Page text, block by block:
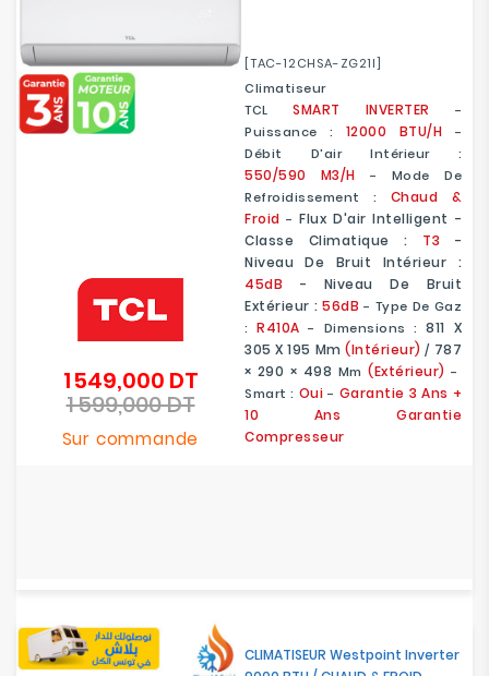
[TAC-12CHSA-ZG21I]
Climatiseur
TCLSMART INVERTER -
Puissance :
12000 BTU/H -
Débit D'air Intérieur :
550/590 M3/h - Mode De
Refroidissement : Chaud &
Froid -Flux D'air Intelligent -
Classe Climatique : T3 -
Niveau De Bruit Intérieur :
45dB - Niveau De Bruit
Extérieur : 56dB - Type De Gaz
:R410A - Dimensions :811 X
305 X 195 Mm (Intérieur) / 787
× 290 × 498 Mm(Extérieur) -
Smart : Oui - Garantie 3 Ans +
10 Ans Garantie
Compresseur
1 549,000 DTPrix
1 599,000 DTPrix
Sur commande
CLIMATISEUR Westpoint Inverter